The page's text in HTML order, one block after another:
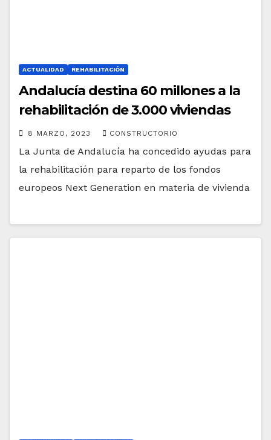
ACTUALIDAD REHABILITACIÓN
Andalucía destina 60 millones a la
rehabilitación de 3.000 viviendas
8 MARZO, 2023 CONSTRUCTORIO
La Junta de Andalucía ha concedido ayudas para
la rehabilitación para reparto de los fondos
europeos Next Generation en materia de vivienda